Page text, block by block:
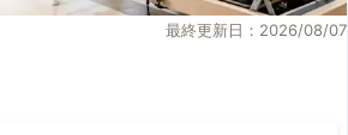
最終更新日：2026/08/07